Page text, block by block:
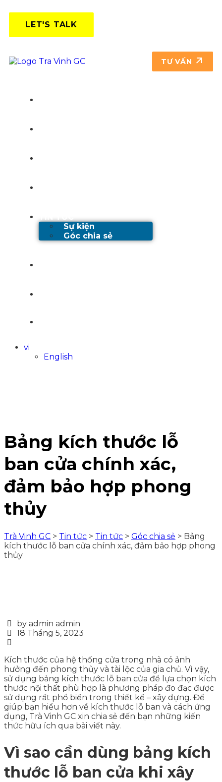
LET'S TALK
TƯ VẤN
Sự kiện
Góc chia sẻ
vi
English
Bảng kích thước lỗ
ban cửa chính xác,
đảm bảo hợp phong
thủy
Trà Vinh GC > Tin tức > Tin tức > Góc chia sẻ > Bảng
kích thước lỗ ban cửa chính xác, đảm bảo hợp phong
thủy
by admin admin
18 Tháng 5, 2023
Kích thước của hệ thống cửa trong nhà có ảnh
hưởng đến phong thủy và tài lộc của gia chủ. Vì vậy,
sử dụng bảng kích thước lỗ ban cửa để lựa chọn kích
thước nội thất phù hợp là phương pháp đo đạc được
sử dụng rất phổ biến trong thiết kế – xây dựng. Để
giúp bạn hiểu hơn về kích thước lỗ ban và cách ứng
dụng, Trà Vinh GC xin chia sẻ đến bạn những kiến
thức hữu ích qua bài viết này.
Vì sao cần dùng bảng kích
thước lỗ ban cửa khi xây